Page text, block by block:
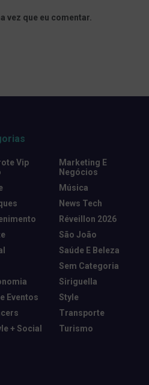
vez que eu comentar.
Vip
Eventos
+ Social
Marketing E
Negócios
Música
News Tech
Réveillon 2026
São João
Saúde E Beleza
Sem Categoria
Siriguella
Style
Transporte
Turismo